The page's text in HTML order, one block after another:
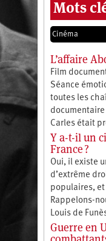
Mots
Cinéma
L’affaire
Film
Séance
toutes les
documentaire
Carles était
Y a-t-il un
France ?
Oui, il existe
d’extrême
populaires, et
Rappelons-
Louis de
Guerre en